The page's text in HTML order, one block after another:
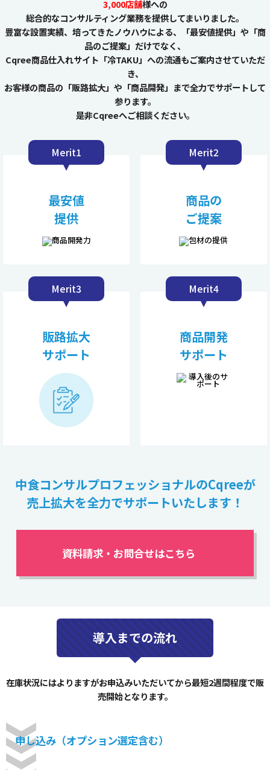
3,000店舗様への
総合的なコンサルティング業務を提供してまいりました。
豊富な設置実績、培ってきたノウハウによる、「最安値提供」や「商
品のご提案」だけでなく、
Cqree商品仕入れサイト「冷TAKU」への流通もご案内させていただ
き、
お客様の商品の「販路拡大」や「商品開発」まで全力でサポートして
参ります。
是非Cqreeへご相談ください。
Merit1
最安値
提供
Merit2
商品の
ご提案
Merit3
販路拡大
サポート
Merit4
商品開発
サポート
中食コンサルプロフェッショナルのCqreeが
売上拡大を全力でサポートいたします！
資料請求・お問合せはこちら
導入までの流れ
在庫状況にはよりますがお申込みいただいてから最短2週間程度で販
売開始となります。
申し込み（オプション選定含む）